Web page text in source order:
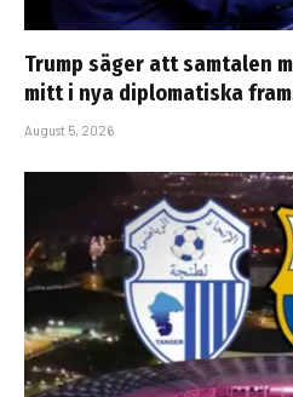
Trump säger att samtalen
mitt i nya diplomatiska
August 5, 2026